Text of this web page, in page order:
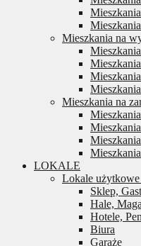
Mieszkania na
Mieszkania na
LOKALE
Lokale użytkowe
Sklep,
Hale,
Hotele,
Biura
Garaże